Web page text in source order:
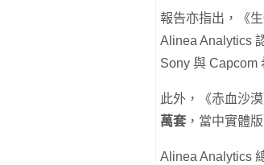
報告亦指出，《
Alinea Analytics
Sony 與 Capcom
此外，《赤血沙
萬套 ，當中實體
Alinea Analytics